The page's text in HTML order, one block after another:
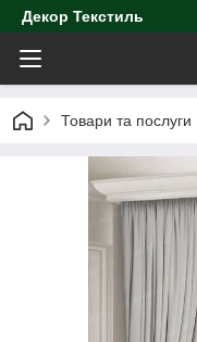
Декор Текстиль
Товари та послуги